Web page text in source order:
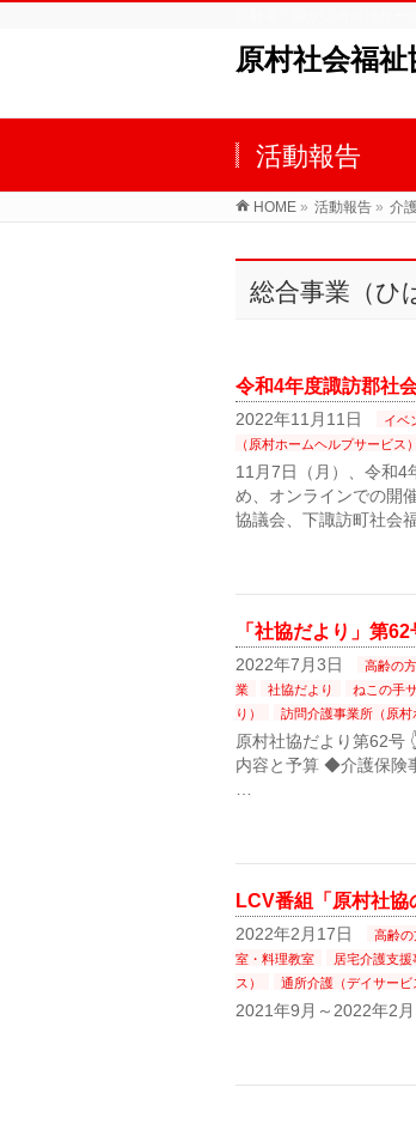
原村社会福祉
活動報告
HOME » 活動報告 » 介
総合事業（ひ
令和4年度諏訪郡社
2022年11月11日 イベ
（原村ホームヘルプサービス）
11月7日（月）、令和4
め、オンラインでの開
協議会、下諏訪町社会
「社協だより」第
2022年7月3日 高齢の
業
社協だより ねこの手
り）
訪問介護事業所（原村
原村社協だより第62号
内容と予算 ◆介護保険
…
LCV番組「原村社
2022年2月17日 高齢の
室・料理教室
居宅介護支援
ス）
通所介護（デイサービ
2021年9月～2022年2